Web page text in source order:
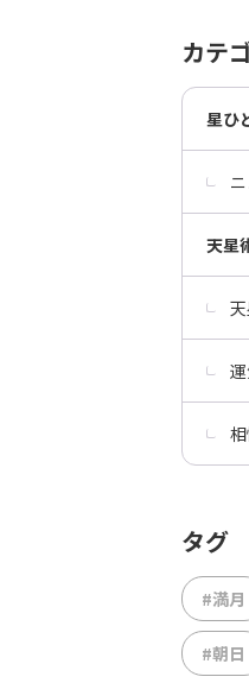
カテ
星ひ
天星
タグ
#満月
#朝日